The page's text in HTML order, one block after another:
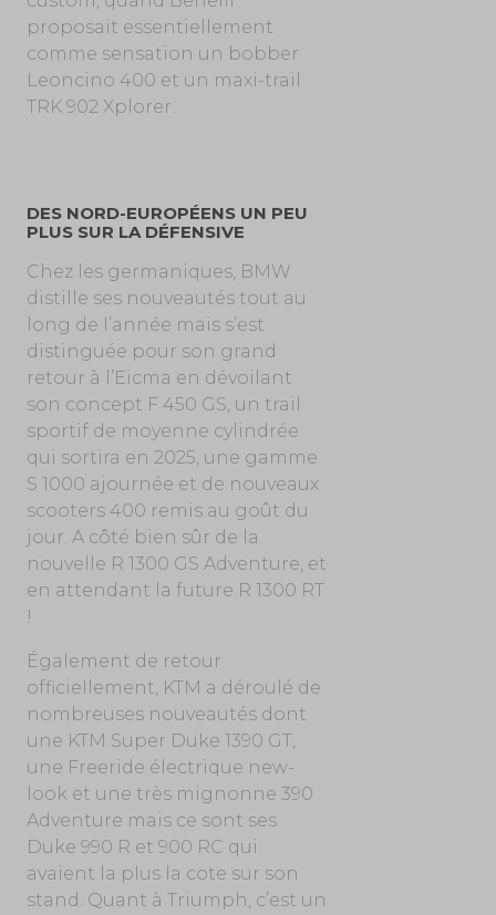
proposait essentiellement
comme sensation un bobber
Leoncino 400 et un maxi-trail
TRK 902 Xplorer.
DES NORD-EUROPÉENS UN PEU
PLUS SUR LA DÉFENSIVE
Chez les germaniques, BMW
distille ses nouveautés tout au
long de l’année mais s’est
distinguée pour son grand
retour à l’Eicma en dévoilant
son concept F 450 GS, un trail
sportif de moyenne cylindrée
qui sortira en 2025, une gamme
S 1000 ajournée et de nouveaux
scooters 400 remis au goût du
jour. A côté bien sûr de la
nouvelle R 1300 GS Adventure, et
en attendant la future R 1300 RT
!
Également de retour
officiellement, KTM a déroulé de
nombreuses nouveautés dont
une KTM Super Duke 1390 GT,
une Freeride électrique new-
look et une très mignonne 390
Adventure mais ce sont ses
Duke 990 R et 900 RC qui
avaient la plus la cote sur son
stand. Quant à Triumph, c’est un